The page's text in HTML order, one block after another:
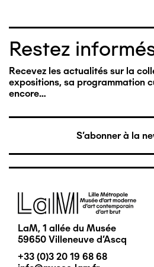
Restez
Recevez les actualités sur la
expositions, sa programmation
encore…
S'abonner à la
Image
LaM, 1 allée du Musée
59650 Villeneuve d'Ascq
+33 (0)3 20 19 68 68